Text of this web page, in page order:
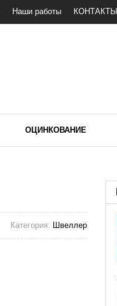
Наши работы КОНТАКТЫ
ОЦИНКОВАНИЕ
Категория: Швеллер